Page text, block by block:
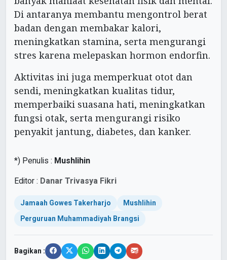
Di antaranya membantu mengontrol berat
badan dengan membakar kalori,
meningkatkan stamina, serta mengurangi
stres karena melepaskan hormon endorfin.
Aktivitas ini juga memperkuat otot dan
sendi, meningkatkan kualitas tidur,
memperbaiki suasana hati, meningkatkan
fungsi otak, serta mengurangi risiko
penyakit jantung, diabetes, dan kanker.
*) Penulis : Mushlihin
Editor : Danar Trivasya Fikri
Jamaah Gowes Takerharjo
Mushlihin
Perguruan Muhammadiyah Brangsi
Bagikan :